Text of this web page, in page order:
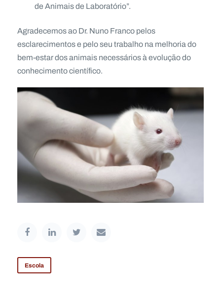
de Animais de Laboratório”.
Agradecemos ao Dr. Nuno Franco pelos
esclarecimentos e pelo seu trabalho na melhoria do
bem-estar dos animais necessários à evolução do
conhecimento científico.
Escola